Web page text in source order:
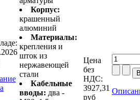
Корпус:
крашенный
алюминий
Материалы:
крепления и
шток из
нержавеющей
стали
Кабельные
вводы: два -
Цена
без
НДС:
3927,31
руб